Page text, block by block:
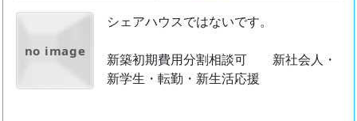
no image
シェアハウスではないです。
新築初期費用分割相談可 新社会人・
新学生・転勤・新生活応援